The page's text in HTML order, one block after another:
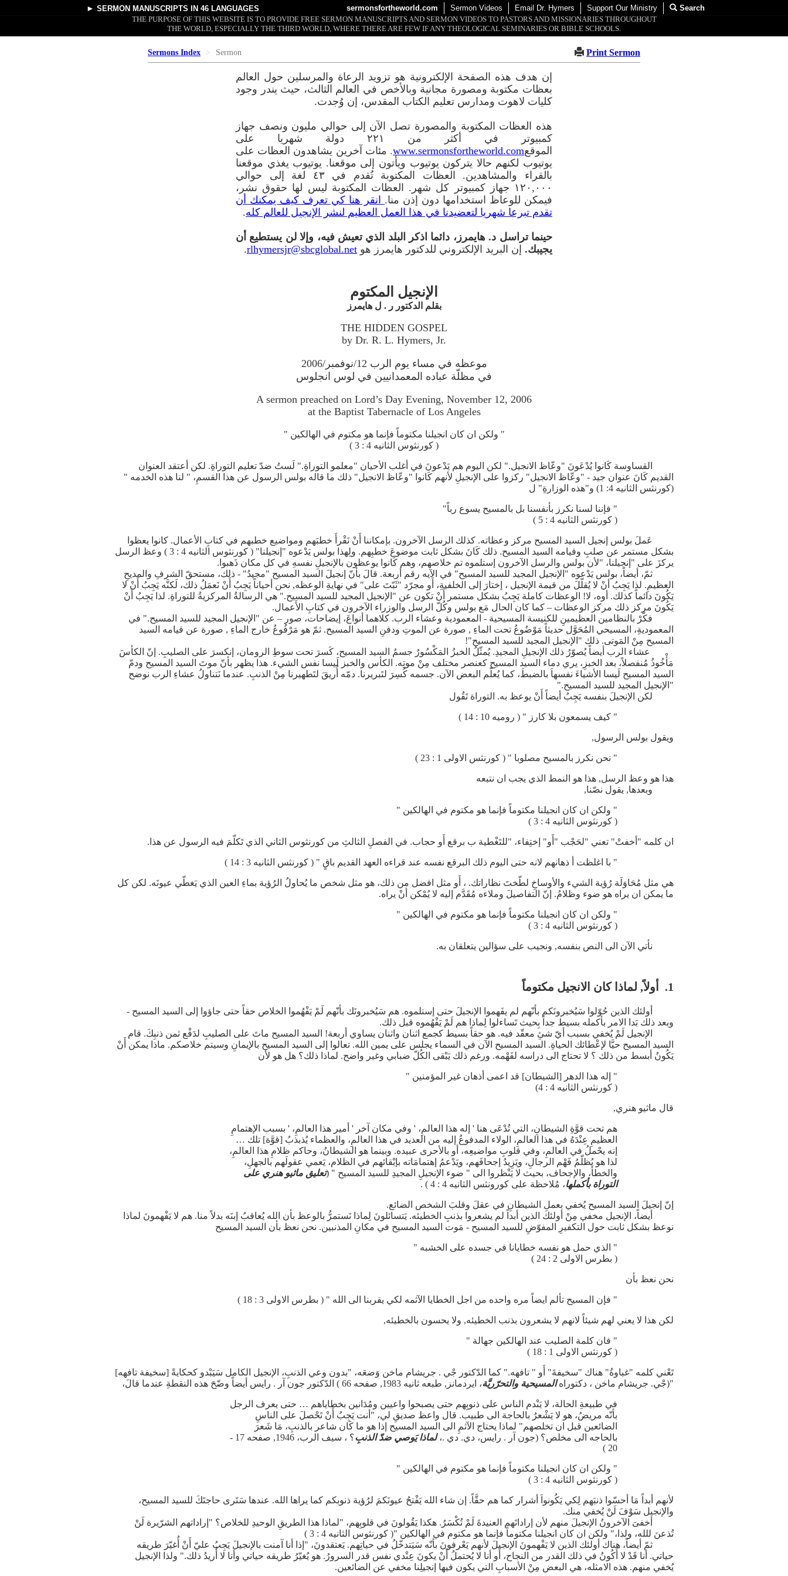
► SERMON MANUSCRIPTS IN 46 LANGUAGES sermonsfortheworld.com Sermon Videos Email Dr. Hymers Support Our Ministry
Search
THE PURPOSE OF THIS WEBSITE IS TO PROVIDE FREE SERMON MANUSCRIPTS AND SERMON VIDEOS TO PASTORS AND MISSIONARIES THROUGHOUT
THE WORLD, ESPECIALLY THE THIRD WORLD, WHERE THERE ARE FEW IF ANY THEOLOGICAL SEMINARIES OR BIBLE SCHOOLS.
Sermons Index Sermon Print Sermon
إن هدف هذه الصفحة الإلكترونية هو تزويد الرعاة والمرسلين حول العالم
بعظات مكتوبة ومصورة مجانية وبالأخص في العالم الثالث، حيث يندر وجود
كليات لاهوت ومدارس تعليم الكتاب المقدس، إن وُجدت.
هذه العظات المكتوبة والمصورة تصل الآن إلى حوالي مليون ونصف جهاز
كمبيوتر في أكثر من ٢٢١ دولة شهريا على
الموقعwww.sermonsfortheworld.com. مئات آخرين يشاهدون العظات على
يوتيوب لكنهم حالا يتركون يوتيوب ويأتون إلى موقعنا. يوتيوب يغذي موقعنا
بالقراء والمشاهدين. العظات المكتوبة تُقدم في ٤٣ لغة إلى حوالي
١٢٠,٠٠٠ جهاز كمبيوتر كل شهر. العظات المكتوبة ليس لها حقوق نشر،
فيمكن للوعاظ استخدامها دون إذن منا. انقر هنا كي تعرف كيف يمكنك أن
تقدم تبرعا شهريا لتعضيدنا في هذا العمل العظيم لنشر الإنجيل للعالم كله.
حينما تراسل د. هايمرز، دائما اذكر البلد الذي تعيش فيه، وإلا لن يستطيع أن
يجيبك. إن البريد الإلكتروني للدكتور هايمرز هو rlhymersjr@sbcglobal.net
.
الإنجيل المكتوم
بقلم الدكتور ر . ل هايمرز
THE HIDDEN GOSPEL
by Dr. R. L. Hymers, Jr.
موعظه في مساء يوم الرب 12/نوفمبر/2006
في مظلّة عباده المعمدانيين في لوس انجلوس
A sermon preached on Lord’s Day Evening, November 12, 2006
at the Baptist Tabernacle of Los Angeles
" ولكن ان كان انجيلنا مكتوماً فإنما هو مكتوم في الهالكين "
( كورنثوس الثانيه 4 : 3 )
القساوسة كَانوا يُدْعَونَ "وعّاظ الانجيل." لكن اليوم هم يَدْعونَ في أغلب الأحيان "معلمو التوراةِ." لَستُ ضدّ تعليم التوراةِ. لكن أعتقد العنوان
القديم كَانَ عنوان جيد - "وعّاظ الانجيل" ركزوا على الإنجيلِ لأنهم كَانوا "وعّاظ الانجيل" ذلك ما قاله بولس الرسول عن هذا القسمِ، " لنا هذه الخدمه "
(كورنثس الثانيه 4: 1) و"هذه الوزارةِ" ل
" فإننا لسنا نكرز بأنفسنا بل بالمسيح يسوع رباً"
( كورنثس الثانيه 4 : 5 )
عَملَ بولس إنجيل السيد المسيح مركز وعظاته. كذلك الرسل الآخرون. بإمكاننا أَنْ نَقْرأَ خطبَهم ومواضيع خطبهم في كتابِ الأعمال. كانوا يعظوا
بشكل مستمر عن صلبِ وقيامه السيد المسيح. ذلك كَانَ بشكل ثابت موضوعَ خطبِهم. ولِهذا بولس يَدْعوه "إنجيلنا" ( كورنثوس الثانيه 4 : 3 ) وعظ الرسل
يركزَ على "إنجيلنا، "لأن بولس والرسل الآخرون إستلموه تم خلاصهم، وهم كَانوا يوعظون بالإنجيلِ نفسهِ في كل مكان ذَهبوا.
ثمّ، أيضاً، بولس يَدْعوه "الإنجيل المجيد للسيد المسيح" في الآيه رقم أربعة. قالَ بأنّ إنجيلَ السيد المسيح "مجيدُ" - ذلك، مستحقّ الشرفِ والمديحِ
العظيمِ. لذا يَجِبُ أنْ لا يُقلّلَ من قيمة الإنجيل ، إختارَ إلى الخلفيةِ، أَو مجرّد "ثَبّتَ على" في نهايةِ الوعظه, نحن أحياناً يَجِبُ أَنْ نَعمَلُ ذلك، لَكنَّه يَجِبُ أَنْ لا
يَكُونَ دائماً كذلك. أوه، لا! الوعظات كاملة يَجِبُ بشكل مستمر أَنْ تكون عن "الإنجيل المجيد للسيد المسيح." هي الرسالةُ المركزيةُ للتوراةِ. لذا يَجِبُ أَنْ
يَكُونَ مركز ذلك مركز الوعظات – كما كان الحال مَع بولس وكُلّ الرسل والوزراء الآخرون في كتابِ الأَعمال.
فكّرْ بالنظامين العظيمينِ للكنيسة المسيحية - المعمودية وعشاء الرب. كلاهما أنواعَ، إيضاحات، صور – عن "الإنجيل المجيد للسيد المسيح." في
المعموديةِ، المسيحي المُحَوَّل حديثاً مَوْضُوعُ تحت الماءِ , صورة عن الموتِ ودفنِ السيد المسيح. ثمّ هو مَرْفُوعُ خارج الماءِ , صورة عن قيامه السيد
المسيح مِنْ المَوتى. ذلك "الإنجيل المجيد للسيد المسيح"!
عشاء الرب أيضاً يُصوّرُ ذلك الإنجيلِ المجيدِ. يُمثّلُ الخبزُ المَكْسُورُ جسمُ السيد المسيح، كَسرَ تحت سوطِ الرومان، إنكسرَ على الصليبِ. إنّ الكأسَ
مَأْخُوذُ مُنفصلاً، بعد الخبزِ، يري دماء السيد المسيح كعنصر مختلف مِنْ موتِه. الكأس والخبز لَيسا نفس الشيء. هذا يظهر بأنّ موتَ السيد المسيح ودمّ
السيد المسيح لَيسا الأشياءَ نفسهاَ بالضبطَ، كما يُعلّم البعض الآن. جسمه كُسِرَ لتَبريرنا. دمّه أُريقَ لتَطهيرنا مِنْ الذنبِ. عندما نَتناولُ عشاءِ الرب نوضح
"الإنجيل المجيد للسيد المسيح."
لكن الإنجيلَ بنفسه يَجِبُ أيضاً أَنْ يوعظ به. التوراة تَقُول
" كيف يسمعون بلا كارز " ( روميه 10 : 14 )
ويقول بولس الرسول,
" نحن نكرز بالمسيح مصلوبا " ( كورنثس الاولى 1 : 23 )
هذا هو وعظ الرسل, هذا هو النمط الذي يجب ان نتبعه
وبعدها, يقول نصّنا,
" ولكن ان كان انجيلنا مكتوماً فإنما هو مكتوم في الهالكين "
( كورنثوس الثانيه 4 : 3 )
ان كلمه "أخفتْ" تعني "لحَجْب "أَو" إختِفاء، "للتَغْطية ب برقع أَو حجاب. في الفصلِ الثالثِ من كورنثوس الثاني الذي تَكلّمَ فيه الرسول عن هذا.
" با اغلظت أ ذهانهم لانه حتى اليوم ذلك البرقع نفسه عند قراءه العهد القديم باقٍ " ( كورنثس الثانيه 3 : 14 )
هي مثل مُحَاوَلَة رُؤية الشيء والأوساخِ لطّختَ نظاراتك. ، أَو مثل افضل من ذلك، هو مثل شخص ما يُحاولُ الرُؤية بماءِ العين الذي يَغطّي عيونَه. لكن كل
ما يمكن ان يراه هو ضوء وظلامُ. إنّ التفاصيلَ وملاءه مُقَدَّم إليه لا يُمْكن أنْ يراه.
" ولكن ان كان انجيلنا مكتوماً فإنما هو مكتوم في الهالكين "
( كورنثوس الثانيه 4 : 3 )
نأتي الآن الى النص بنفسه, ونجيب على سؤالين يتعلقان به.
1. أولاً, لماذا كان الانجيل مكتوماً
أولئك الذين حُوّلوا سَيُخبرونَكم بأنّهم لم يفَهموا الإنجيلَ حتى إستلموه. هم سَيُخبرونَك بأنّهم لَمْ يَفْهُموا الخلاص حقاً حتى جاؤوا إلى السيد المسيح -
وبعد ذلك بَدا الامر بأكمله بسيط جداً بِحيث تَساءلوا لِماذا هم لَمْ يَفْهُموه قبل ذلك.
الإنجيل لَمْ يُخفي بسبب أيّ شئِ معقّد فيه. هو حقاً بسيط كجمع اثنان واثنان يساوي أربعة! السيد المسيح ماتَ على الصليبِ لدَفْع ثمن ذنبِكَ. قام
السيد المسيح حيَّا لإعْطائك الحياةِ. السيد المسيح الآن في السماء يجلس على يمين الله. تعالوا إلى السيد المسيح بالإيمانِ وسيتم خلاصكم. ماذا يمكن أَنْ
يَكُونُ أبسط من ذلك ؟ لا تحتاج الى دراسه لفَهْمه. ورغم ذلك يَبْقى الكُلّ ضبابي وغير واضح. لماذا ذلك؟ هل هو لأن
" إله هذا الدهر [الشيطان] قد اعمى أذهان غير المؤمنين "
( كورنثس الثانيه 4 : 4)
قال ماثيو هنري,
هم تحت قوَّةِ الشيطانِ، التي تُدْعَى هنا ' إله هذا العالمِ، ' وفي مكان آخر ' أمير هذا العالمِ، ' بسبب الإهتمامِ
العظيمِ عِنْدَهُ في هذا العالمِ، الولاء المدفوعُ إليه من العديد في هذا العالمِ، والعظماء يُذبذبُ [قوَّة] تلك …
إنه يحْملُ في العالمِ، وفي قلوبِ مواضيعِه، أو بالأحرى عبيده. وبينما هو الشيطانُ، وحاكم ظلامِ هذا العالمِ،
لذا هو يُظلّمُ فَهْم الرجالِ، ويَزِيدُ إجحافَهم، ويَدْعمُ إهتمامَاته بإبْقائهم في الظلام، يَعمي عقولَهم بالجهلِ،
والخطأ، والإجحاف، بحيث لا يَنْظروا الى " ضوء الإنجيلِ المجيدِ للسيد المسيح " (تعليق ماثيو هنري على
التوراة بأكملها، مُلاحظة على كورونثس الثانيه 4 : 4 ) .
إنّ إنجيلَ السيد المسيح يُخفي بعملِ الشيطانِ في عقلَ وقلبَ الشخص الضائع.
أيضاً، الإنجيل مخفي مِنْ أولئك الذين أبداً لم يشعروا بذنبِ الخطيئه. يَتسائلونَ لِماذا نَستمرُّ بالوعظ بأن الله يُعاقبُ إبنَه بدلاً منا. هم لا يَفْهمونَ لماذا
نوعظ بشكل ثابت حول التكفيرِ المفوّضِ للسيد المسيح - مَوت السيد المسيح في مكانِ المذنبين. نحن نعظ بأن السيد المسيح
" الذي حمل هو نفسه خطايانا في جسده على الخشبه "
( بطرس الاولى 2 : 24 )
نحن نعظ بأن
" فإن المسيح تألم ايضاً مره واحده من اجل الخطايا الآثمه لكي يقربنا الى الله " ( بطرس الاولى 3 : 18 )
لكن هذا لا يعني لهم شيئاً لانهم لا يشعرون بذنب الخطيئه, ولا يحسون بالخطيئه,
" فان كلمة الصليب عند الهالكين جهالة "
( كورنثس الاولى 1 : 18 )
تَعْني كلمه "غباوةُ" هناك "سخيفةَ" أَو " تافهه." كما الدّكتور جْي . جريشام ماخن وَضعَه، "بدون وعي الذنبِ، الإنجيل الكامل سَيَبْدو كحكايةً [سخيفة تافهه]
"(جْي. جريشام ماخن ، دكتوراهالمسيحية والتحرّريَّة، ايردمانز, طبعه ثانيه 1983, صفحه 66 ) الدّكتور جون آر . رايس أيضاً وضّحَ هذه النقطةِ عندما قالَ،
في طبيعةِ الحالة، لا يَنْدم الناس على ذنوبِهم حتى يصبحوا واعيين ومُدَانين بخطاياهم … حتى يعرف الرجل
بأنّه مريضُ، هو لا يَشْعرُ بالحاجة الى طبيب. قال واعظ صديقِ لي، "أنت يَجِبُ أَنْ تَحْصلَ على الناسِ
الضائعين قبل ان تخلصهم" لماذا يحتاج الآثمِ الى السيد المسيح إذا هو ما كَان شاعر بالذنبِ، مَا شَعرَ
بالحاجه الى مخلص؟ (جون آر . رايس، دي. دي .،لماذا يَوصي ضدّ الذنبِ
؟ ، سيف الرب، 1946, صفحه 17 -
20 )
" ولكن ان كان انجيلنا مكتوماً فإنما هو مكتوم في الهالكين "
( كورنثوس الثانيه 4 : 3 )
لأنهم أبداً مَا أحسّوا ذنبَهم لِكي يَكُونواَ أشرار كما هم حقَّاً. إن شاء الله يَفْتحُ عيونَكمَ لرُؤية ذنوبكم كما يراها الله. عندها سَتَرى حاجتَكَ للسيد المسيح،
والإنجيل سَوْفَ لَنْ يُخفي منك.
أخفىَ الآخرونُ الإنجيلَ منهم لأن إراداتَهم العنيدةَ لَمْ تُكْسَرُ. هكذا يَقُولونَ في قلوبِهم، "لماذا هذا الطريقِ الوحيدِ للخلاص؟ "إراداتهم الشرّيرة لَنْ
تُذعنَ للله، ولذا،" ولكن ان كان انجيلنا مكتوماً فإنما هو مكتوم في الهالكين "( كورنثوس الثانيه 4 : 3 )
ثمّ أيضاً، هناك أولئك الذين لا يَفْهمونَ الإنجيلَ لأنهم يَعْرفونَ بأنّه سَيَتدخّلُ في حياتِهم. يَعتقدونَ، "إذا أنا آمنت بالإنجيلَ يَجِبُ عليّ أَنْ أُغيّرَ طريقه
حياتي. أنا قَدْ لا أَكُونُ في ذلك القدر من النجاح، أَو أنا لا يُحتملُ أَنْ يكونَ عِنْدي نفس قدر السرورُ. هو يُغيّرُ طريقه حياتي وأنا لا أُريدُ ذلك." ولذا الإنجيل
يُخفي منهم. هذه الامثله، هي البعض مِنْ الأسبابِ التي يكون فيها إنجيلِنا مخفي عن الضائعين.